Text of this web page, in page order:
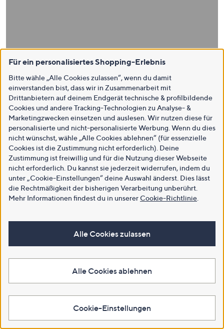
Für ein personalisiertes Shopping-Erlebnis
Bitte wähle „Alle Cookies zulassen“, wenn du damit
einverstanden bist, dass wir in Zusammenarbeit mit
Drittanbietern auf deinem Endgerät technische & profilbildende
Cookies und andere Tracking-Technologien zu Analyse- &
Marketingzwecken einsetzen und auslesen. Wir nutzen diese für
personalisierte und nicht-personalisierte Werbung. Wenn du dies
nicht wünschst, wähle „Alle Cookies ablehnen“ (für essenzielle
Cookies ist die Zustimmung nicht erforderlich). Deine
Zustimmung ist freiwillig und für die Nutzung dieser Webseite
nicht erforderlich. Du kannst sie jederzeit widerrufen, indem du
unter „Cookie-Einstellungen“ deine Auswahl änderst. Dies lässt
die Rechtmäßigkeit der bisherigen Verarbeitung unberührt.
Mehr Informationen findest du in unsererCookie-Richtlinie
Alle Cookies zulassen
Alle Cookies ablehnen
Cookie-Einstellungen